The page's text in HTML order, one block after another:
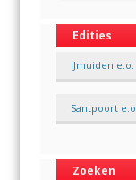
Edities
IJmuiden e.o.
Santpoort e.o.
Zoeken